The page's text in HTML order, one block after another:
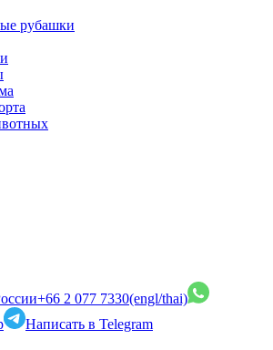
рубашки
+66 2 077 7330(engl/thai)
Написать в Telegram